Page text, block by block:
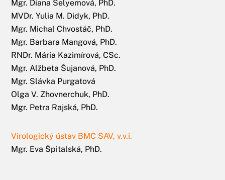
Mgr. Diana Selyemová, PhD.
MVDr. Yulia M. Didyk, PhD.
Mgr. Michal Chvostáč, PhD.
Mgr. Barbara Mangová, PhD.
RNDr. Mária Kazimírová, CSc.
Mgr. Alžbeta Šujanová, PhD.
Mgr. Slávka Purgatová
Olga V. Zhovnerchuk, PhD.
Mgr. Petra Rajská, PhD.
Virologický ústav BMC SAV, v.v.i.
Mgr. Eva Špitalská, PhD.